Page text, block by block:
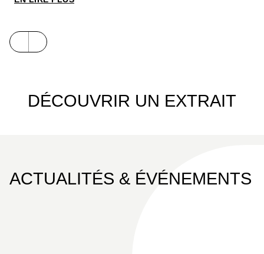
DÉCOUVRIR UN EXTRAIT
ACTUALITÉS & ÉVÉNEMENTS